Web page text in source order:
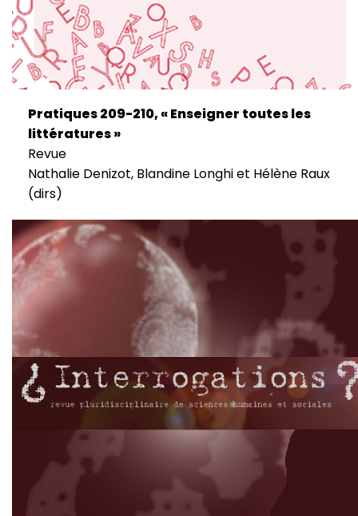
Pratiques 209-210, « Enseigner toutes les
littératures »
Revue
Nathalie Denizot, Blandine Longhi et Hélène Raux
(dirs)